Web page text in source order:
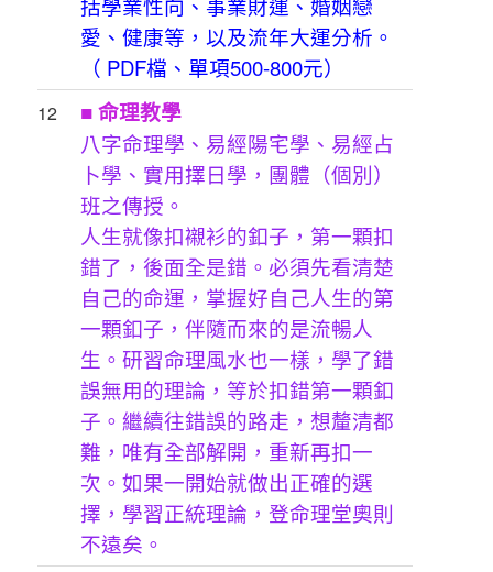
愛、健康等，以及流年大運分析。
（ PDF檔、單項500-800元）
12 ■命理教學
八字命理學、易經陽宅學、易經占
卜學、實用擇日學，團體（個別）
班之傳授。
人生就像扣襯衫的釦子，第一顆扣
錯了，後面全是錯。必須先看清楚
自己的命運，掌握好自己人生的第
一顆釦子，伴隨而來的是流暢人
生。研習命理風水也一樣，學了錯
誤無用的理論，等於扣錯第一顆釦
子。繼續往錯誤的路走，想釐清都
難，唯有全部解開，重新再扣一
次。如果一開始就做出正確的選
擇，學習正統理論，登命理堂奧則
不遠矣。